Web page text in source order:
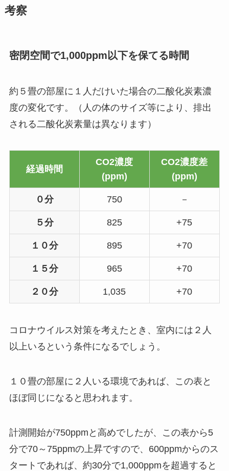
考察
密閉空間で1,000ppm以下を保てる時間
約５畳の部屋に１人だけいた場合の二酸化炭素濃
度の変化です。（人の体のサイズ等により、排出
される二酸化炭素量は異なります）
経過時間
CO2濃度
(ppm)
CO2濃度差
(ppm)
０分 750 －
５分 825 +75
１０分 895 +70
１５分 965 +70
２０分 1,035 +70
コロナウイルス対策を考えたとき、室内には２人
以上いるという条件になるでしょう。
１０畳の部屋に２人いる環境であれば、この表と
ほぼ同じになると思われます。
計測開始が750ppmと高めでしたが、この表から5
分で70～75ppmの上昇ですので、600ppmからのス
タートであれば、約30分で1,000ppmを超過すると